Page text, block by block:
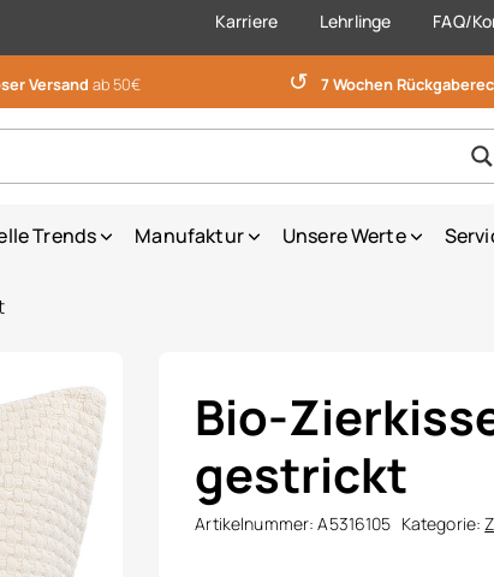
Karriere Lehrlinge FAQ/
Versand ab 50€ ↺ 7 Wochen
Trends Manufaktur Unsere Werte
Bio-
gestrickt
Artikelnummer:A5316105 Kategorie: